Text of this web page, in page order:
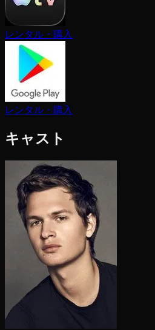
レンタル・購入
レンタル・購入
キャスト